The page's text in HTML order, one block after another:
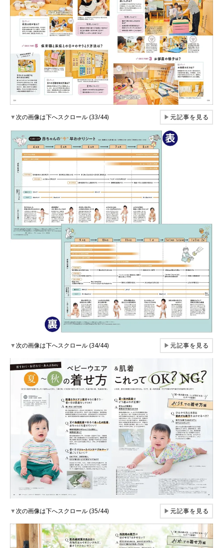
▼次の画像は下へスクロール (33/44) ▶元記事を見る
▼次の画像は下へスクロール (34/44) ▶元記事を見る
▼次の画像は下へスクロール (35/44) ▶元記事を見る